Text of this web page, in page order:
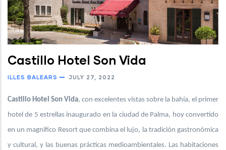
Castillo Hotel Son Vida
ILLES BALEARS JULY 27, 2022
Castillo Hotel Son Vida, con excelentes vistas sobre la bahía, el primer
hotel de 5 estrellas inaugurado en la ciudad de Palma, hoy convertido
en un magnifico Resort que combina el lujo, la tradición gastronómica
y cultural, y las buenas prácticas medioambientales. Las habitaciones